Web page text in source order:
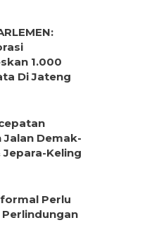
1.000
Di Jateng
Jalan Demak-
Jepara-Keling
Perlu